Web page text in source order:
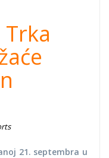
21. septembra u